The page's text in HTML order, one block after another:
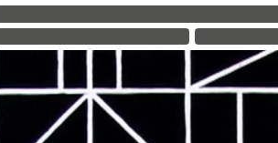
À PROPOS
ÉDUCATION À L’IMAGE
À L’INTERNATIONAL
LES ENGAGEMENTS
PARTENAIRES FID 37
PALMARÈS
PROGRAMMATION
RÉTROSPECTIVE
JURY ET PRIX
PROS ET PRESSE
CALENDRIER